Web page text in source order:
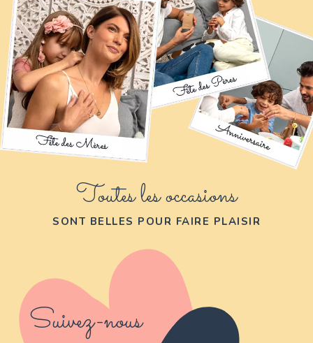
Toutes les occasions
SONT BELLES POUR FAIRE PLAISIR
Suivez-nous